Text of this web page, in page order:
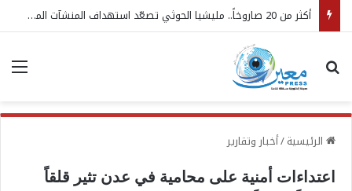
أكثر من 20 صاروخاً.. مليشيا الحوثي تصعّد استهداف المنشآت المدنية والحيوية في المخا والخوخة
بحث عن
الرئيسية/أخبار وتقارير
اعتداءات أمنية على محامية في عدن تثير قلقاً